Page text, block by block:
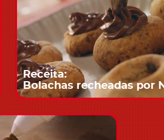
Receita:
Bolachas recheadas por